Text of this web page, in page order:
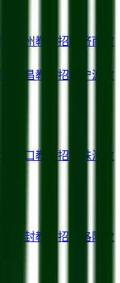
苏州教师招聘 济南
教
南昌教师招聘 宁波
教
海口教师招聘 珠海
教
开封教师招聘 洛阳
教